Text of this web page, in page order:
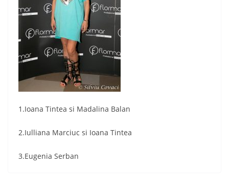
1.Ioana Tintea si Madalina Balan
2.Iulliana Marciuc si Ioana Tintea
3.Eugenia Serban